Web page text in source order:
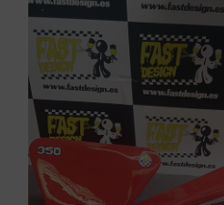
VER PINTURA DE